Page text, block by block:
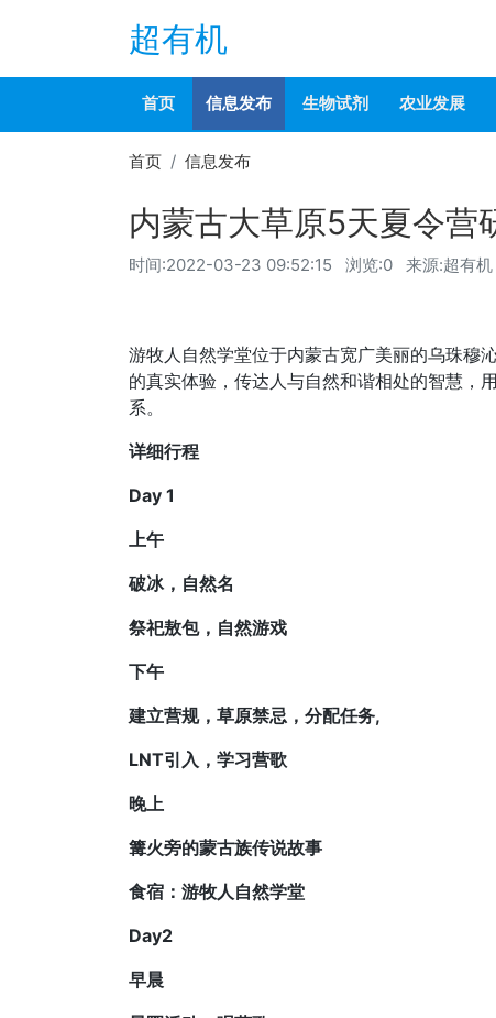
超有机
首页 信息发布 生物试剂 农业发展
首页 信息发布
内蒙古大草原5天夏令营
时间:2022-03-23 09:52:15 浏览:0 来源:超有机
游牧人自然学堂位于内蒙古宽广美丽的乌珠穆
的真实体验，传达人与自然和谐相处的智慧，
系。
详细行程
Day 1
上午
破冰，自然名
祭祀敖包，自然游戏
下午
建立营规，草原禁忌，分配任务,
LNT引入，学习营歌
晚上
篝火旁的蒙古族传说故事
食宿：游牧人自然学堂
Day2
早晨